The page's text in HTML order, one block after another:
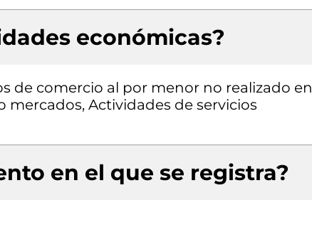
económicas?
de comercio al por menor no realizado en
Actividades de servicios
en el que se registra?